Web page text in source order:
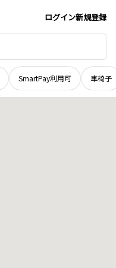
ログイン新規登録
SmartPay利用可 車椅子